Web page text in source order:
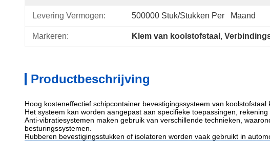
Levering Vermogen: 500000 Stuk/Stukken Per   Maand
Markeren: Klem van koolstofstaal ,
Productbeschrijving
Hoog kosteneffectief schipcontainer bevestigingssysteem van koolstofstaal
Het systeem kan worden aangepast aan specifieke toepassingen,
Anti-vibratiesystemen maken gebruik van verschillende technieken,
besturingssystemen.
Rubberen bevestigingsstukken of isolatoren worden vaak gebruikt in